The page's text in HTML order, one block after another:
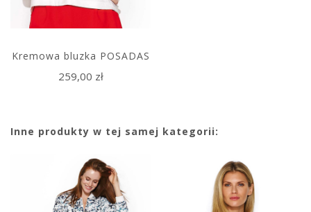
Kremowa bluzka POSADAS
259,00 zł
Inne produkty w tej samej kategorii: